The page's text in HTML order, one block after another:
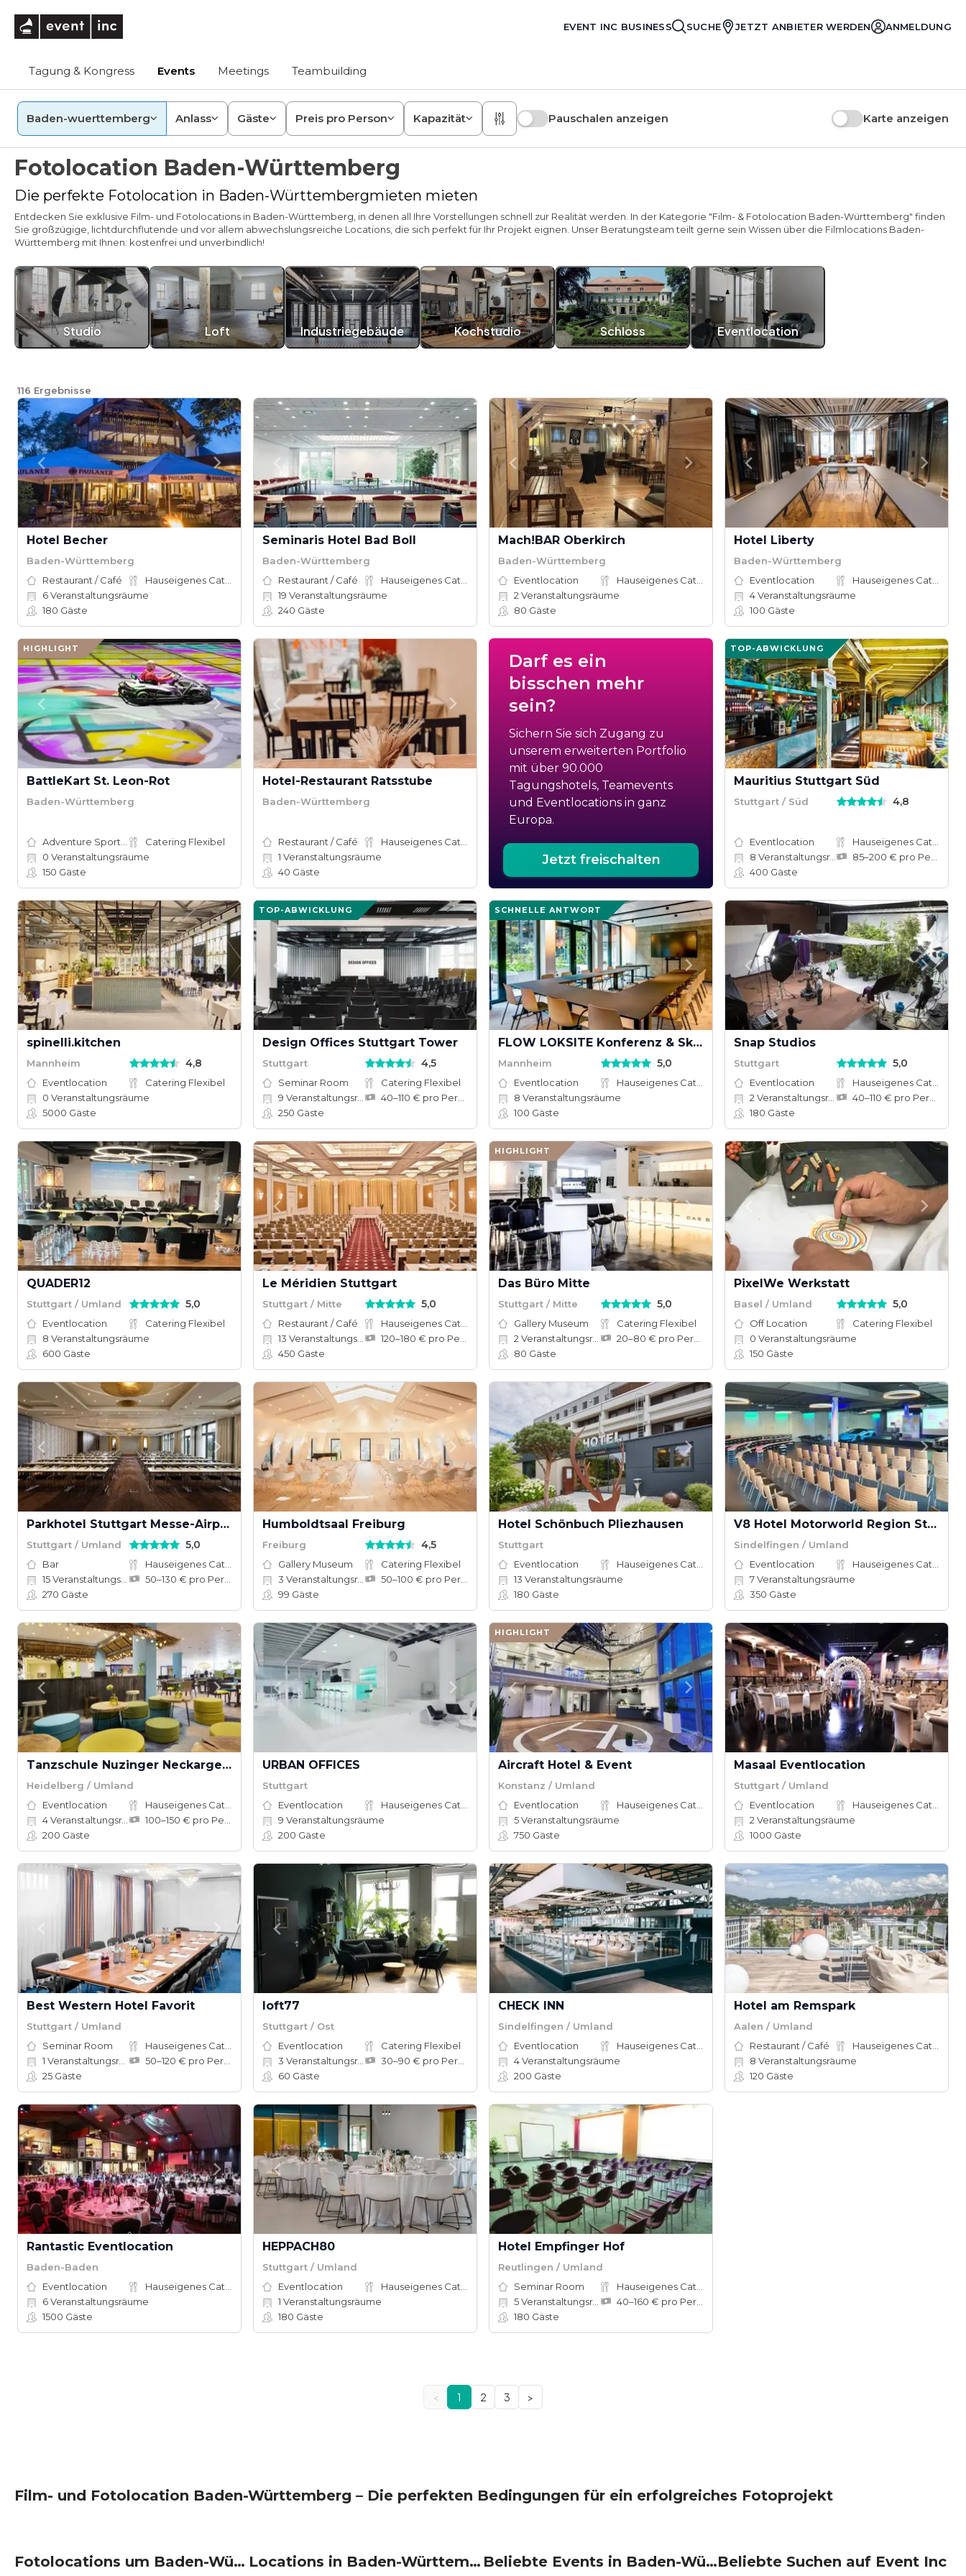
EVENT INC BUSINESS SUCHE JETZT ANBIETER WERDEN ANMELDUNG
Tagung & Kongress Events Meetings Teambuilding
Baden-wuerttemberg Anlass Gäste Preis pro Person Kapazität Pauschalen anzeigen Karte anzeigen
Fotolocation Baden-Württemberg
Die perfekte Fotolocation in Baden-Württembergmieten mieten
Entdecken Sie exklusive Film- und Fotolocations in Baden-Württemberg, in denen all Ihre Vorstellungen schnell zur Realität werden. In der Kategorie "Film- & Fotolocation Baden-Württemberg" finden
Sie großzügige, lichtdurchflutende und vor allem abwechslungsreiche Locations, die sich perfekt für Ihr Projekt eignen. Unser Beratungsteam teilt gerne sein Wissen über die Filmlocations Baden-
Württemberg mit Ihnen: kostenfrei und unverbindlich!
Studio Loft Industriegebäude Kochstudio Schloss Eventlocation
116 Ergebnisse
Hotel Becher
Baden-Württemberg
Restaurant / Café
6Veranstaltungsräume
180 Gäste
Seminaris Hotel Bad Boll
Baden-Württemberg
Restaurant / Café
19 Veranstaltungsräume
240 Gäste
Mach!BAR Oberkirch
Baden-Württemberg
Eventlocation
2 Veranstaltungsräume
80 Gäste
Hotel Liberty
Baden-Württemberg
Eventlocation
4Veranstaltungsräume
100 Gäste
HIGHLIGHT
BattleKart St. Leon-Rot
Baden-Württemberg
Catering Flexibel
0 Veranstaltungsräume
150 Gäste
Hotel-Restaurant Ratsstube
Baden-Württemberg
Restaurant / Café
1 Veranstaltungsräume
40 Gäste
Darf es ein
bisschen mehr
sein?
Sichern Sie sich Zugang zu
unserem erweiterten Portfolio
mit über 90.000
Tagungshotels, Teamevents
und Eventlocations in ganz
Europa.
Jetzt freischalten
TOP-ABWICKLUNG
Mauritius Stuttgart Süd
Stuttgart / Süd 4,8
Eventlocation
8 Veranstaltungsräume
400 Gäste
spinelli.kitchen
Mannheim 4,8
Eventlocation
Catering Flexibel
0 Veranstaltungsräume
5000 Gäste
TOP-ABWICKLUNG
Design Offices Stuttgart Tower
Stuttgart 4,5
Seminar Room
Catering Flexibel
9 Veranstaltungsräume
250 Gäste
SCHNELLE ANTWORT
FLOW LOKSITE Konferenz & Skybar
Mannheim 5,0
Eventlocation
8 Veranstaltungsräume
100 Gäste
Snap Studios
Stuttgart 5,0
Eventlocation
2 Veranstaltungsräume
180 Gäste
QUADER12
Stuttgart / Umland 5,0
Eventlocation
Catering Flexibel
8 Veranstaltungsräume
600 Gäste
Le Méridien Stuttgart
Stuttgart / Mitte 5,0
Restaurant / Café
13 Veranstaltungsräume
450 Gäste
HIGHLIGHT
Das Büro Mitte
Stuttgart / Mitte 5,0
Gallery Museum
Catering Flexibel
2 Veranstaltungsräume
80 Gäste
PixelWe Werkstatt
Basel / Umland 5,0
Off Location
Catering Flexibel
0 Veranstaltungsräume
150 Gäste
Parkhotel Stuttgart Messe-Airport
Stuttgart / Umland 5,0
Bar
15Veranstaltungsräume
270 Gäste
Humboldtsaal Freiburg
Freiburg 4,5
Gallery Museum
Catering Flexibel
3 Veranstaltungsräume
99 Gäste
Hotel Schönbuch Pliezhausen
Stuttgart
Eventlocation
13 Veranstaltungsräume
180 Gäste
V8 Hotel Motorworld Region Stuttgart
Sindelfingen / Umland
Eventlocation
7Veranstaltungsräume
350 Gäste
Tanzschule Nuzinger Neckargemünd
Heidelberg / Umland
Eventlocation
4Veranstaltungsräume
200 Gäste
URBAN OFFICES
Stuttgart
Eventlocation
9 Veranstaltungsräume
200 Gäste
HIGHLIGHT
Aircraft Hotel & Event
Konstanz / Umland
Eventlocation
5Veranstaltungsräume
750 Gäste
Masaal Eventlocation
Stuttgart / Umland
Eventlocation
2 Veranstaltungsräume
1000 Gäste
Best Western Hotel Favorit
Stuttgart / Umland
Seminar Room
1 Veranstaltungsräume
25 Gäste
loft77
Stuttgart / Ost
Eventlocation
Catering Flexibel
3 Veranstaltungsräume
60 Gäste
CHECK INN
Sindelfingen / Umland
Eventlocation
4Veranstaltungsräume
200 Gäste
Hotel am Remspark
Aalen / Umland
Restaurant / Café
8 Veranstaltungsräume
120 Gäste
Rantastic Eventlocation
Baden-Baden
Eventlocation
6Veranstaltungsräume
1500 Gäste
HEPPACH80
Stuttgart / Umland
Eventlocation
1 Veranstaltungsräume
180 Gäste
Hotel Empfinger Hof
Reutlingen / Umland
Seminar Room
5Veranstaltungsräume
180 Gäste
< 1 2 3 >
Film- und Fotolocation Baden-Württemberg – Die perfekten Bedingungen für ein erfolgreiches Fotoprojekt
Fotolocations um Baden-Württemberg Locations in Baden-Württemberg mieten Beliebte Events in Baden-WürttembergBeliebte Suchen auf Event Inc